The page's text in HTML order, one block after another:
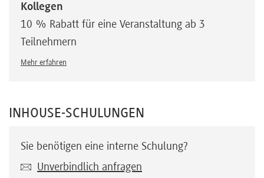
Kollegen
10 % Rabatt für eine Veranstaltung ab 3
Teilnehmern
Mehr erfahren
INHOUSE-SCHULUNGEN
Sie benötigen eine interne Schulung?
Unverbindlich anfragen